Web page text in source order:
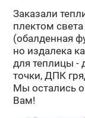
За­ка­за­ли
плек­том
(обал­ден­ная
но из­да­ле­ка
для теп­ли­цы -
точ­ки, ДПК
Мы оста­лись
Вам!